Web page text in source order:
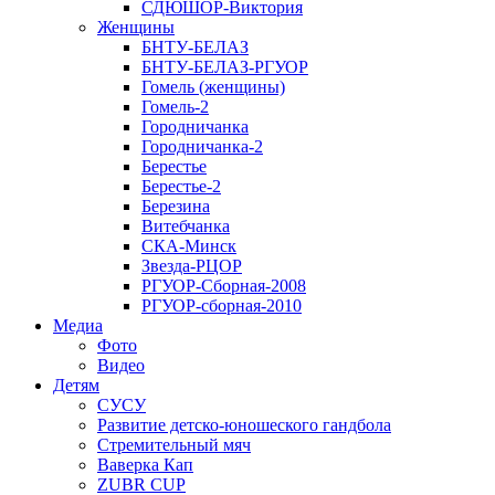
СДЮШОР-Виктория
Женщины
БНТУ-БЕЛАЗ
БНТУ-БЕЛАЗ-РГУОР
Гомель (женщины)
Гомель-2
Городничанка
Городничанка-2
Берестье
Берестье-2
Березина
Витебчанка
СКА-Минск
Звезда-РЦОР
РГУОР-Сборная-2008
РГУОР-сборная-2010
Медиа
Фото
Видео
Детям
СУСУ
Развитие детско-юношеского гандбола
Стремительный мяч
Ваверка Кап
ZUBR CUP